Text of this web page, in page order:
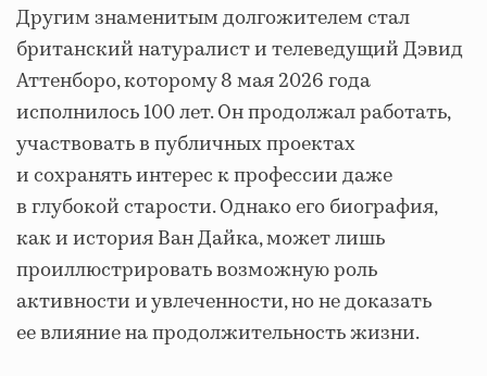
Другим знаменитым долгожителем стал
британский натуралист и телеведущий Дэвид
Аттенборо, которому 8 мая 2026 года
исполнилось 100 лет. Он продолжал работать,
участвовать в публичных проектах
и сохранять интерес к профессии даже
в глубокой старости. Однако его биография,
как и история Ван Дайка, может лишь
проиллюстрировать возможную роль
активности и увлеченности, но не доказать
ее влияние на продолжительность жизни.